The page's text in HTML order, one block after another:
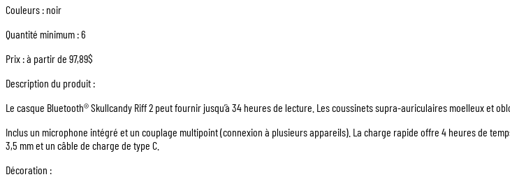
Couleurs : noir
Quantité minimum : 6
Prix : à partir de 97,89$
Description du produit :
Le casque Bluetooth® Skullcandy Riff 2 peut fournir jusqu’à 34 heures de lecture. Les coussinets supra-auriculaires moelleux et
Inclus un microphone intégré et un couplage multipoint (connexion à plusieurs appareils). La charge rapide offre 4 heures de
3,5 mm et un câble de charge de type C.
Décoration :